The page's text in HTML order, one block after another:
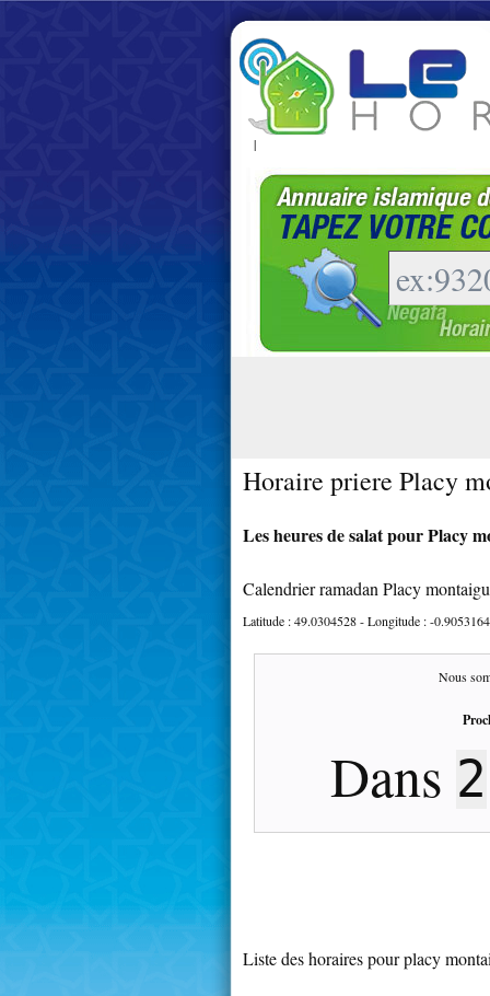
|
Horaire priere Placy
Les heures de salat pour Placy
Calendrier ramadan Placy
Latitude :49.0304528- Longitude :-0.9053164
Nous
Dans 2
Liste des horaires pour placy